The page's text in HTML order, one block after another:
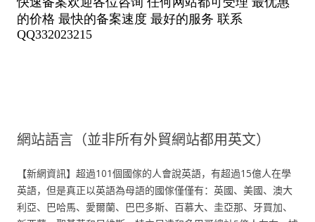
網站語言（並非所有外貿網站都用英文）
【新網資訊】超過101個國傢的人會說英語，有超過15億人在學
英語，但是真正以英語為母語的國傢僅僅有：英國、美國、澳大
利亞、巴哈馬、愛爾蘭、巴巴多斯、百慕大、圭亞那、牙買加、